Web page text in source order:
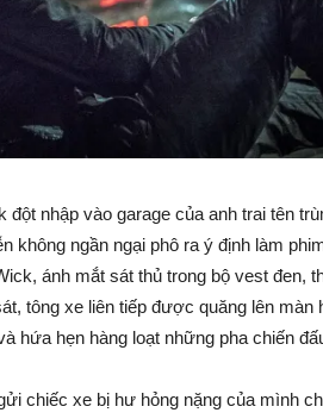
nhập vào garage của anh trai tên
không ngần ngại phô ra ý định làm
ánh mắt sát thủ trong bộ vest đen,
tông xe liên tiếp được quăng lên màn
hứa hẹn hàng loạt những pha chiến
chiếc xe bị hư hỏng nặng của mình